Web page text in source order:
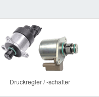
Druckregler / -schalter